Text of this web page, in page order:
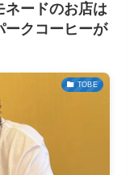
ネードのお店は
ークコーヒーが
TOBE